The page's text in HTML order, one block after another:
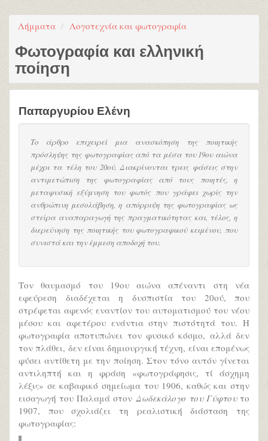
Λήμματα Λογοτεχνία και φωτογραφία
Φωτογραφία και ελληνική
ποίηση
Παπαργυρίου Ελένη
Το άρθρο επιχειρεί μια ανασκόπηση της ποιητικής
πρόσληψης της φωτογραφίας από τα μέσα του 19ου αιώνα
μέχρι τα τέλη του 20ού. Διακρίνονται τρεις φάσεις στην
αντιμετώπιση της φωτογραφίας από τους ποιητές, η
μεταφυσική εξύμνηση του φωτός που γράφει χωρίς την
ανθρώπινη μεσολάβηση, η απόρριψη της φωτογραφίας ως
στείρα αναπαραγωγή της πραγματικότητας και, τέλος, η
διερεύνηση της ποιητικής του φωτογραφικού κειμένου, που
συνιστά και την έμμεση αποδοχή του.
Τον θαυμασμό του 19ου αιώνα απέναντι στη νέα
εφεύρεση διαδέχεται η δυσπιστία του 20ού, που
στρέφεται αφενός εναντίον του αυτοματισμού του νέου
μέσου και αφετέρου ενάντια στην πιστότητά του. Η
φωτογραφία αποτυπώνει τον φυσικό κόσμο, αλλά δεν
τον πλάθει, δεν είναι δημιουργική τέχνη, είναι επομένως
φύσει αντίθετη με την ποίηση. Στον τόνο αυτόν γίνεται
αντιληπτή και η φράση «φωτογράφησις, τί άσχημη
λέξις» σε καβαφικό σημείωμα του 1906, καθώς και στην
εισαγωγή του Παλαμά στον Δωδεκάλογο του Γύφτουτο
1907, που σχολιάζει τη ρεαλιστική διάσταση της
φωτογραφίας: